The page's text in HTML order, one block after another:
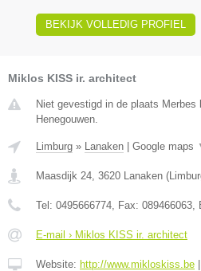
BEKIJK VOLLEDIG PROFIEL
Miklos KISS ir. architect
Niet gevestigd in de plaats
Henegouwen.
Limburg » Lanaken | Google maps
Maasdijk 24 3620 Lanaken (
Tel: 0495666774 , Fax: 089466063
E-mail › Miklos KISS ir. architect
Website: http://www.mikloskiss.be |